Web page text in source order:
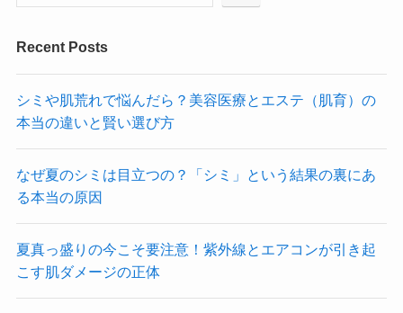
Recent Posts
シミや肌荒れで悩んだら？美容医療とエステ（肌育）の
本当の違いと賢い選び方
なぜ夏のシミは目立つの？「シミ」という結果の裏にあ
る本当の原因
夏真っ盛りの今こそ要注意！紫外線とエアコンが引き起
こす肌ダメージの正体